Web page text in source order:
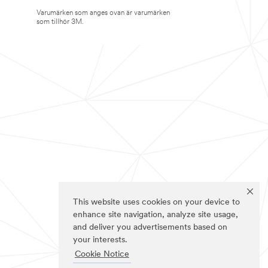
This website uses cookies on your device to
enhance site navigation, analyze site usage,
and deliver you advertisements based on
your interests.
Cookie Notice
Varumärken som anges ovan är varumärken
som tillhör 3M.